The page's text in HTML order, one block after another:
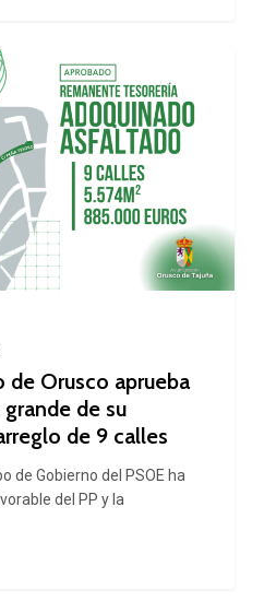
de Orusco aprueba
de su
de 9 calles
de Gobierno del PSOE ha
del PP y la